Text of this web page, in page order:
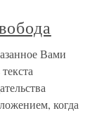
Вами
когда